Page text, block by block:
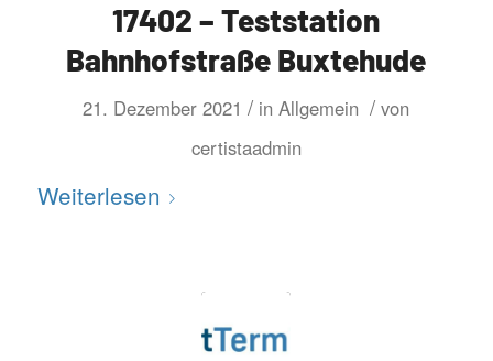
17402 – Teststation
Bahnhofstraße Buxtehude
21. Dezember 2021 / inAllgemein / von
certistaadmin
Weiterlesen